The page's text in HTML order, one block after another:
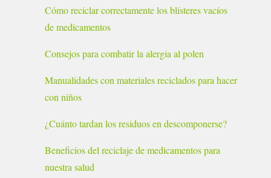
Cómo reciclar correctamente los blísteres vacíos
de medicamentos
Consejos para combatir la alergia al polen
Manualidades con materiales reciclados para hacer
con niños
¿Cuánto tardan los residuos en descomponerse?
Beneficios del reciclaje de medicamentos para
nuestra salud